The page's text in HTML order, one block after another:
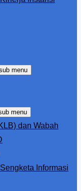
menu
menu
dan Wabah
Informasi